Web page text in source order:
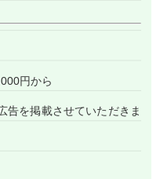
円から
告を掲載させていただきま